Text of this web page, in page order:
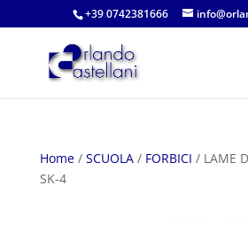
+39 0742381666
Home/ SCUOLA/ FORBICI / LAME
SK-4